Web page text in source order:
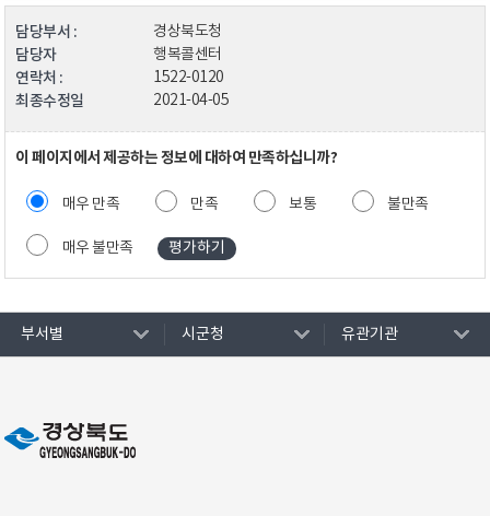
담당부서 : 경상북도청
담당자 행복콜센터
연락처 : 1522-0120
최종수정일 2021-04-05
이 페이지에서 제공하는 정보에 대하여 만족하십니까?
매우 만족 만족 보통 불만족
매우 불만족
부서별 시군청 유관기관